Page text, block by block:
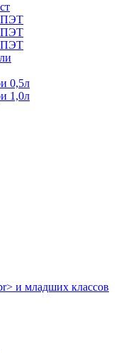
ПЭТ
ПЭТ
ПЭТ
0,5л
1,0л
и младших классов